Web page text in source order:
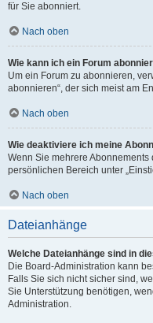
für Sie abonniert.
Nach oben
Wie kann ich ein Forum
Um ein Forum zu abonnieren,
abonnieren“, der sich meist am
Nach oben
Wie deaktiviere ich meine
Wenn Sie mehrere
persönlichen Bereich unter
Nach oben
Dateianhänge
Welche Dateianhänge sind in
Die Board-Administration kann
Falls Sie sich nicht sicher sind,
Sie Unterstützung benötigen,
Administration.